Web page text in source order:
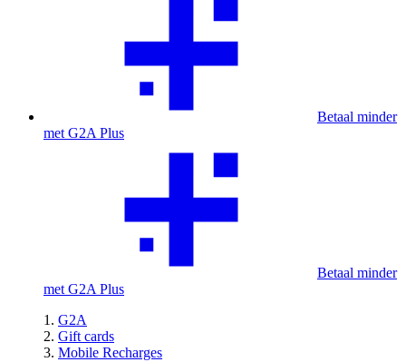
Betaal minder
met G2A Plus
Betaal minder
met G2A Plus
G2A
Gift cards
Mobile Recharges